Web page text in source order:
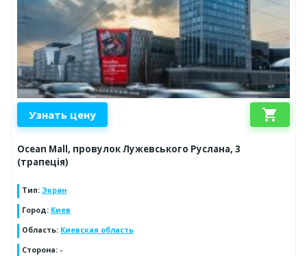
Узнать цену shopping_cart
Ocean Mall, провулок Лужевського Руслана, 3
(трапеція)
Тип: Экран
Город: Киев
Область: Киевская область
Сторона: -